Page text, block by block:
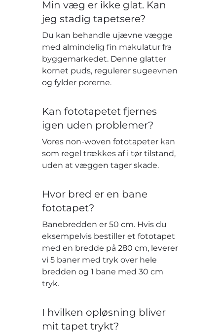
Min væg er ikke glat. Kan
jeg stadig tapetsere?
Du kan behandle ujævne vægge
med almindelig fin makulatur fra
byggemarkedet. Denne glatter
kornet puds, regulerer sugeevnen
og fylder porerne.
Kan fototapetet fjernes
igen uden problemer?
Vores non-woven fototapeter kan
som regel trækkes af i tør tilstand,
uden at væggen tager skade.
Hvor bred er en bane
fototapet?
Banebredden er 50 cm. Hvis du
eksempelvis bestiller et fototapet
med en bredde på 280 cm, leverer
vi 5 baner med tryk over hele
bredden og 1 bane med 30 cm
tryk.
I hvilken opløsning bliver
mit tapet trykt?